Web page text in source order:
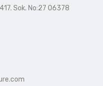
Sok. No:27 06378